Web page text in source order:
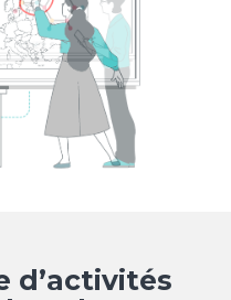
d’activités